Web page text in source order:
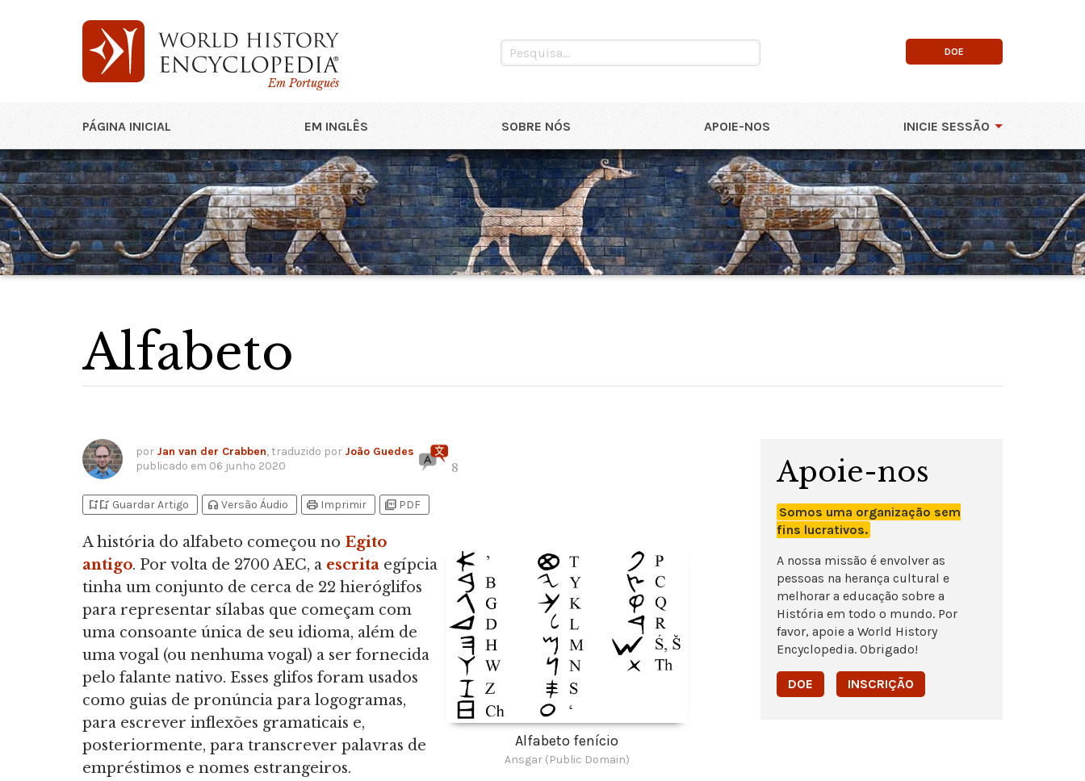
Em Português
DOE
PÁGINA INICIAL EM INGLÊS SOBRE NÓS APOIE-NOS INICIE SESSÃO
Alfabeto
por Jan van der Crabben, traduzido por João Guedes
publicado em 06 junho 2020 8
bookmark_addbookmark_added Guardar Artigo headphones Versão Áudio print Imprimir picture_as_pdf PDF
Alfabeto fenício
Ansgar (Public Domain)
A história do alfabeto começou no Egito
antigo. Por volta de 2700 AEC, a escrita egípcia
tinha um conjunto de cerca de 22 hieróglifos
para representar sílabas que começam com
uma consoante única de seu idioma, além de
uma vogal (ou nenhuma vogal) a ser fornecida
pelo falante nativo. Esses glifos foram usados
como guias de pronúncia para logogramas,
para escrever inflexões gramaticais e,
posteriormente, para transcrever palavras de
empréstimos e nomes estrangeiros.
Apoie-nos
Somos uma organização sem
fins lucrativos.
A nossa missão é envolver as
pessoas na herança cultural e
melhorar a educação sobre a
História em todo o mundo. Por
favor, apoie a World History
Encyclopedia. Obrigado!
DOE INSCRIÇÃO